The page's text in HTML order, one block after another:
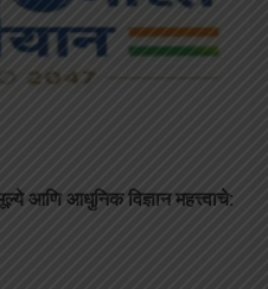
आणि आधुनिक विज्ञान महत्त्वाचे: